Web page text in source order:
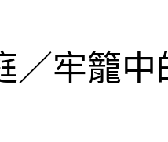
／牢籠中